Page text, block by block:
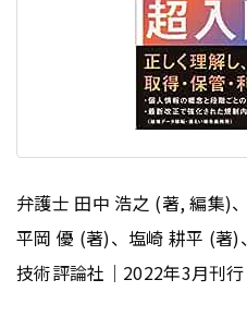
弁護士 田中 浩之 (著, 編集)
平岡 優 (著)、塩崎 耕平 (著)
技術評論社｜2022年3月刊行